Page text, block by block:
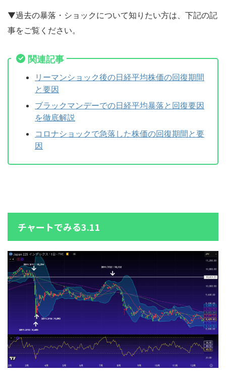
▼過去の暴落・ショックについて知りたい方は、下記の記
事をご覧ください。
関連記事
リーマンショック後の日経平均株価の回復期間
と要因
ブラックマンデーでの日経平均暴落と回復要因
を徹底解説
コロナショックで急落した株価の回復期間と要
因
チャートでみる3.11